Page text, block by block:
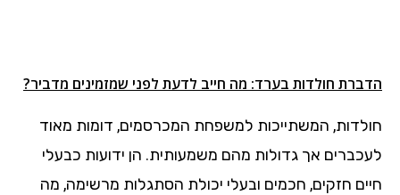
הדברת חולדות בערד: מה חייב לדעת לפני שמזמינים מדביר?
חולדות, המשתייכות למשפחת המכרסמים, דומות מאוד
לעכברים אך גדולות מהם משמעותית. הן ידועות כבעלי
חיים חזקים, חכמים ובעלי יכולת הסתגלות מרשימה, מה